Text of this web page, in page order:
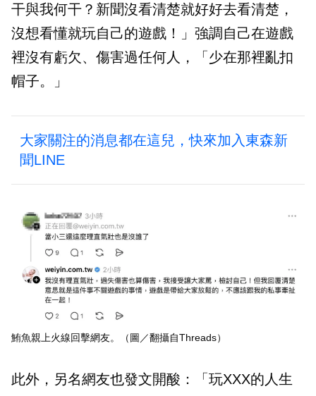
干與我何干？新聞沒看清楚就好好去看清楚，
沒想看懂就玩自己的遊戲！」強調自己在遊戲
裡沒有虧欠、傷害過任何人，「少在那裡亂扣
帽子。」
大家關注的消息都在這兒，快來加入東森新
聞LINE
鮪魚親上火線回擊網友。（圖／翻攝自Threads）
此外，另名網友也發文開酸：「玩XXX的人生